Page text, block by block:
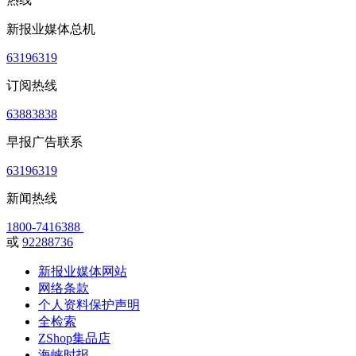
新报业媒体总机
63196319
订阅热线
63883838
早报广告联系
63196319
新闻热线
1800-7416388
或 92288736
新报业媒体网站
网络条款
个人资料保护声明
全检索
ZShop集品店